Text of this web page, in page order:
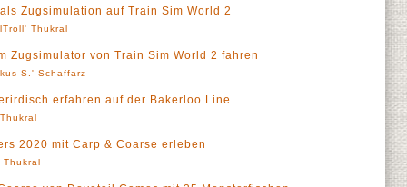
Zugsimulation auf Train Sim World 2
Thukral
Zugsimulator von Train Sim World 2 fahren
S.' Schaffarz
erfahren auf der Bakerloo Line
2020 mit Carp & Coarse erleben
Thukral